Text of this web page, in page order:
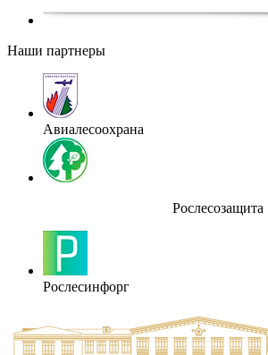
Наши партнеры
Авиалесоохрана
Рослесозащита
Рослесинфорг